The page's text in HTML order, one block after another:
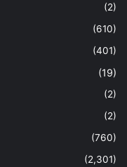
(2)
(610)
(401)
(19)
(2)
(2)
(760)
(2,301)